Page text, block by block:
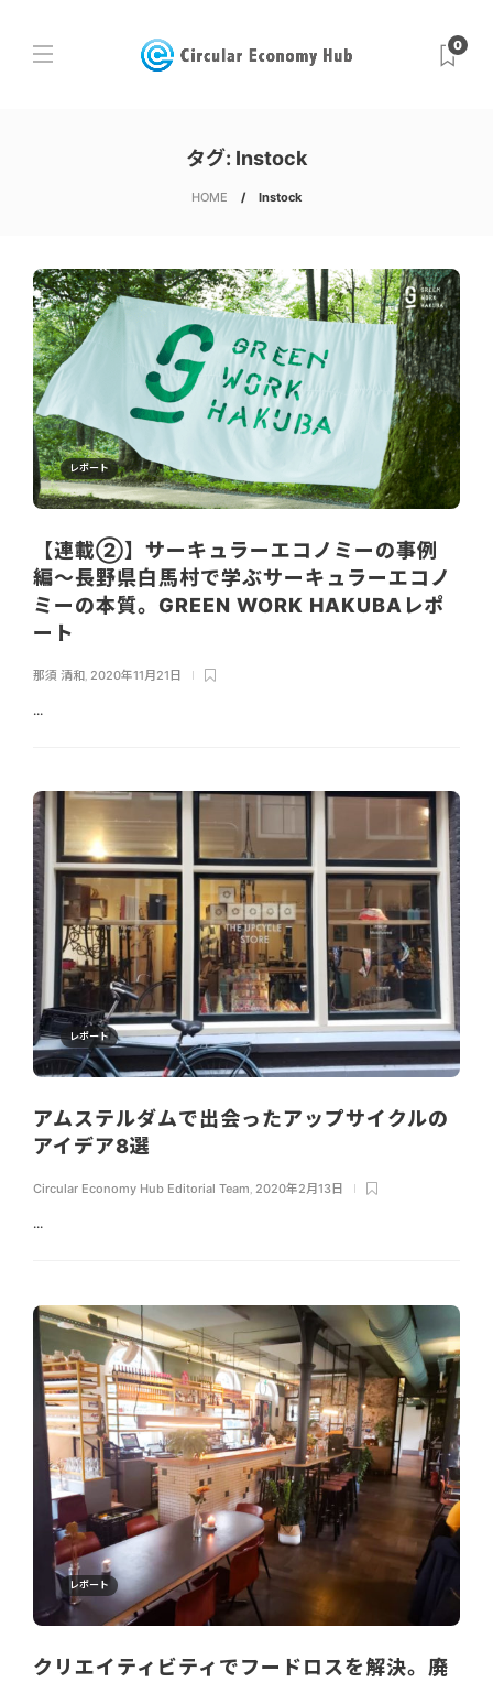
0
タグ: Instock
HOME Instock
レポート
【連載②】サーキュラーエコノミーの事例
編〜長野県白馬村で学ぶサーキュラーエコノ
ミーの本質。GREEN WORK HAKUBAレポ
ート
那須 清和 2020年11月21日
...
レポート
アムステルダムで出会ったアップサイクルの
アイデア8選
Circular Economy Hub Editorial Team, 2020年2月13日
...
レポート
クリエイティビティでフードロスを解決。廃